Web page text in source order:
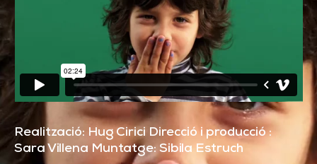
Realització: Hug Cirici Direcció i producció :
Sara Villena Muntatge: Sibila Estruch